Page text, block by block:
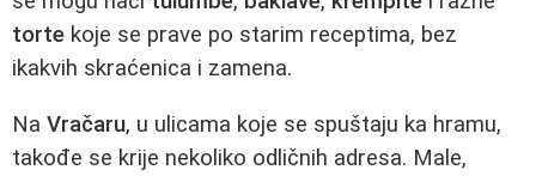
torte koje se prave po starim receptima, bez
ikakvih skraćenica i zamena.
Na Vračaru, u ulicama koje se spuštaju ka hramu,
takođe se krije nekoliko odličnih adresa. Male,